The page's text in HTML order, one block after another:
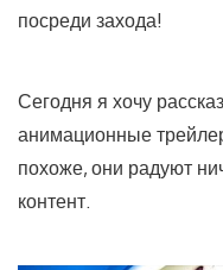
посреди захода!
Сегодня я хочу
анимационные
похоже, они радуют
контент.